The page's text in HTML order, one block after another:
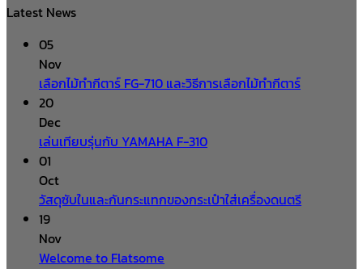
Latest News
05
Nov
เลือกไม้ทำกีตาร์ FG-710 และวิธีการเลือกไม้ทำกีตาร์
20
Dec
เล่นเทียบรุ่นกับ YAMAHA F-310
01
Oct
วัสดุซับในและกันกระแทกของกระเป๋าใส่เครื่องดนตรี
19
Nov
Welcome to Flatsome